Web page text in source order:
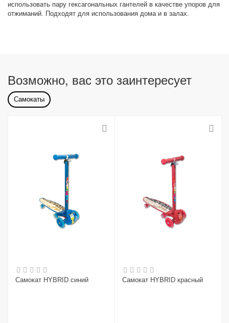
использовать пару гексагональных гантелей в качестве упоров для
отжиманий. Подходят для использования дома и в залах.
Возможно, вас это заинтересует
Самокаты
Самокат HYBRID синий Самокат HYBRID красный